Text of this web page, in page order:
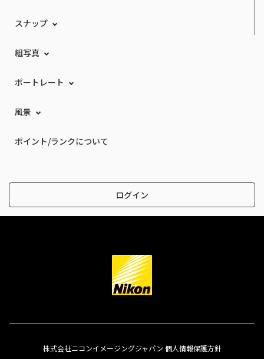
スナップ
組写真
ポートレート
風景
ポイント/ランクについて
ログイン
株式会社ニコンイメージングジャパン 個人情報保護方針